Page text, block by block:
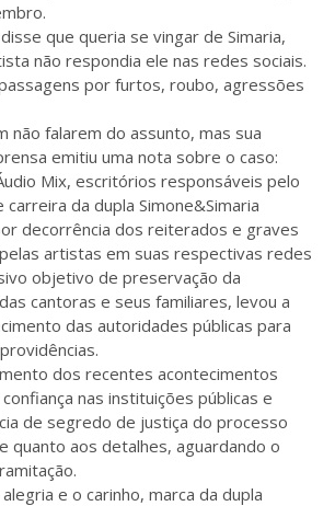
que queria se vingar de Simaria,
não respondia ele nas redes sociais.
por furtos, roubo, agressões
não falarem do assunto, mas sua
emitiu uma nota sobre o caso:
Mix, escritórios responsáveis pelo
da dupla Simone&Simaria
decorrência dos reiterados e graves
artistas em suas respectivas redes
objetivo de preservação da
cantoras e seus familiares, levou a
das autoridades públicas para
dos recentes acontecimentos
nas instituições públicas e
de segredo de justiça do processo
quanto aos detalhes, aguardando o
e o carinho, marca da dupla